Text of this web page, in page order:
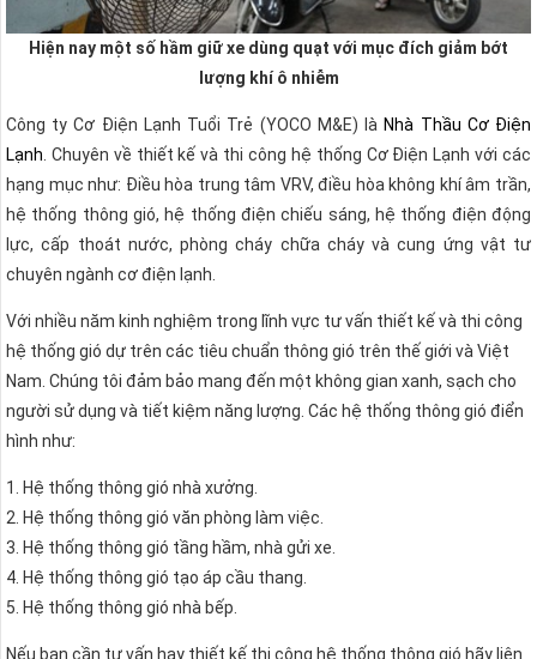
Hiện nay một số hầm giữ xe dùng quạt với mục đích giảm bớt
lượng khí ô nhiễm
Công ty Cơ Điện Lạnh Tuổi Trẻ (YOCO M&E) làNhà Thầu Cơ Điện
Lạnh . Chuyên về thiết kế và thi công hệ thống Cơ Điện Lạnh với các
hạng mục như: Điều hòa trung tâm VRV, điều hòa không khí âm trần,
hệ thống thông gió, hệ thống điện chiếu sáng, hệ thống điện động
lực, cấp thoát nước, phòng cháy chữa cháy và cung ứng vật tư
chuyên ngành cơ điện lạnh.
Với nhiều năm kinh nghiệm trong lĩnh vực tư vấn thiết kế và thi công
hệ thống gió dự trên các tiêu chuẩn thông gió trên thế giới và Việt
Nam. Chúng tôi đảm bảo mang đến một không gian xanh, sạch cho
người sử dụng và tiết kiệm năng lượng. Các hệ thống thông gió điển
hình như:
1. Hệ thống thông gió nhà xưởng.
2. Hệ thống thông gió văn phòng làm việc.
3. Hệ thống thông gió tầng hầm, nhà gửi xe.
4. Hệ thống thông gió tạo áp cầu thang.
5. Hệ thống thông gió nhà bếp.
Nếu bạn cần tư vấn hay thiết kế thi công hệ thống thông gió hãy liên